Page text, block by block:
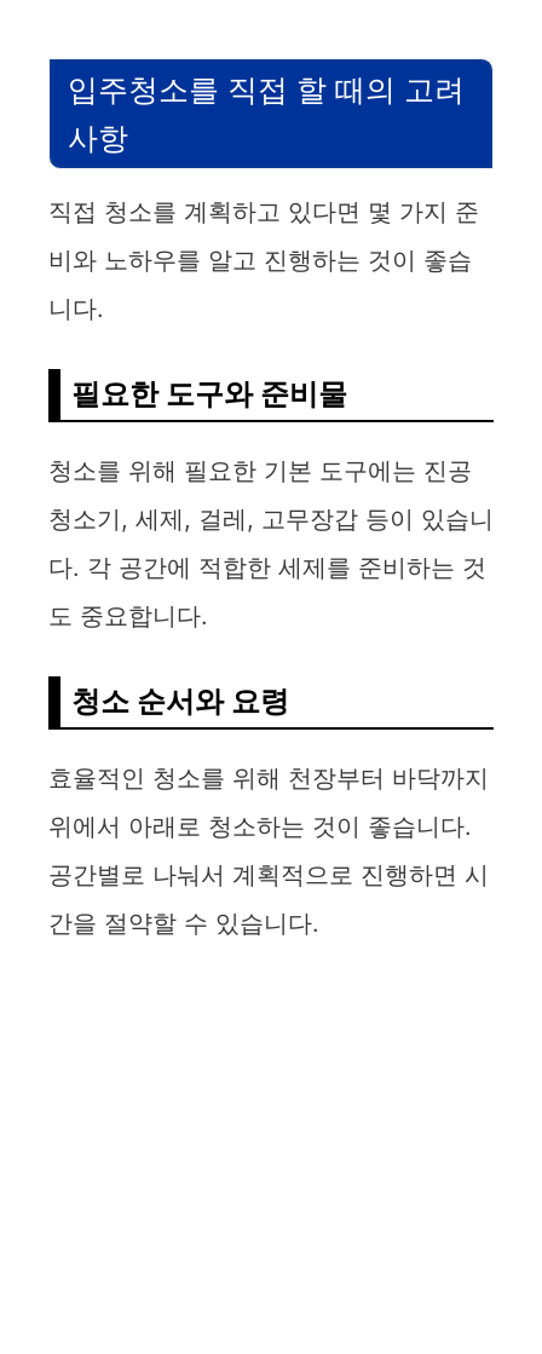
입주청소를 직접 할 때의 고려
사항
직접 청소를 계획하고 있다면 몇 가지 준
비와 노하우를 알고 진행하는 것이 좋습
니다.
필요한 도구와 준비물
청소를 위해 필요한 기본 도구에는 진공
청소기, 세제, 걸레, 고무장갑 등이 있습니
다. 각 공간에 적합한 세제를 준비하는 것
도 중요합니다.
청소 순서와 요령
효율적인 청소를 위해 천장부터 바닥까지
위에서 아래로 청소하는 것이 좋습니다.
공간별로 나눠서 계획적으로 진행하면 시
간을 절약할 수 있습니다.